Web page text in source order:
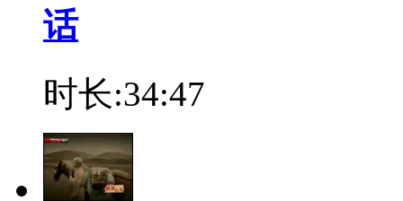
话
时长:34:47